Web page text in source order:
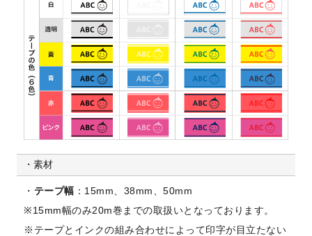
素材
テープ幅 ：15mm、38mm、50mm
15mm幅のみ20m巻までの取扱いとなっております。
テープとインクの組み合わせによって印字が目立たない